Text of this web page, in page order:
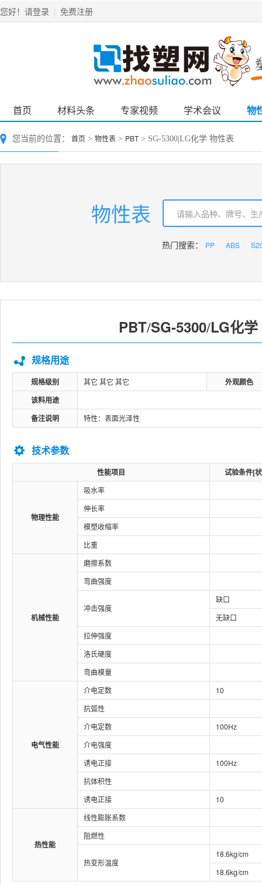
您好！ 请登录 免费注册
首页 材料头条 专家视频 学术会议 物
您当前的位置： 首页 > 物性表 > PBT > SG-5300|LG化学 物性表
物性表
热门搜索： PP ABS
PBT/SG-5300/LG化学
规格用途
规格级别 其它 其它 其它
外观颜色
该料用途
备注说明
特性：表面光泽性
技术参数
性能项目 试验条件[
物理性能
吸水率
伸长率
模塑收缩率
比重
机械性能
磨擦系数
弯曲强度
冲击强度
缺口
无缺口
拉伸强度
洛氏硬度
弯曲模量
电气性能
介电定数
10
抗弧性
介电定数
100Hz
介电强度
诱电正接
100Hz
抗体积性
诱电正接
10
热性能
线性膨胀系数
阻燃性
热变形温度
18.6kg/cm
18.6kg/cm